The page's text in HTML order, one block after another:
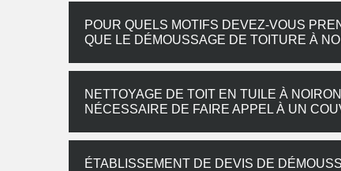
POUR QUELS MOTIFS DEVEZ-VOUS
QUE LE DÉMOUSSAGE DE TOITURE À
NETTOYAGE DE TOIT EN TUILE À
NÉCESSAIRE DE FAIRE APPEL À UN
ÉTABLISSEMENT DE DEVIS DE